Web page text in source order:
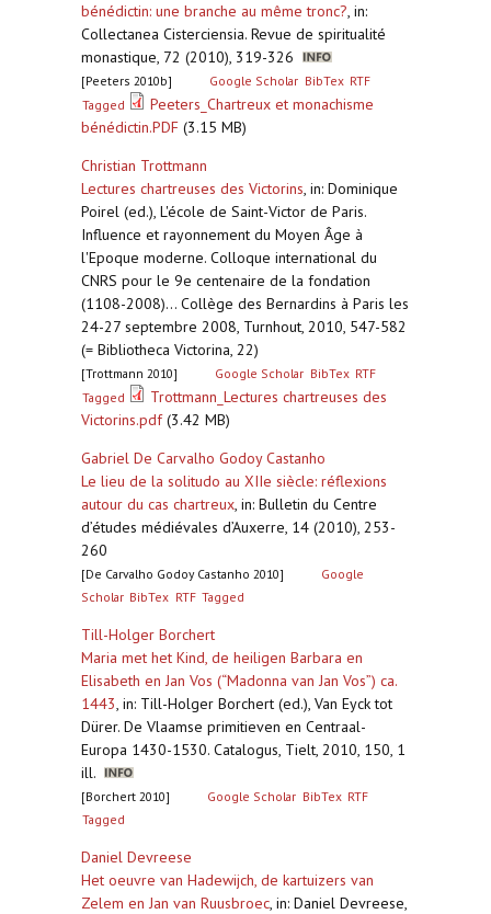
bénédictin: une branche au même tronc?, in:
Collectanea Cisterciensia. Revue de spiritualité
monastique, 72 (2010), 319-326
[Peeters 2010b] Google Scholar BibTex RTF
Tagged
Peeters_Chartreux et monachisme
bénédictin.PDF (3.15 MB)
Christian Trottmann
Lectures chartreuses des Victorins, in: Dominique
Poirel (ed.), L'école de Saint-Victor de Paris.
Influence et rayonnement du Moyen Âge à
l'Epoque moderne. Colloque international du
CNRS pour le 9e centenaire de la fondation
(1108-2008)... Collège des Bernardins à Paris les
24-27 septembre 2008, Turnhout, 2010, 547-582
(= Bibliotheca Victorina, 22)
[Trottmann 2010] Google Scholar BibTex RTF
Tagged
Trottmann_Lectures chartreuses des
Victorins.pdf(3.42 MB)
Gabriel De Carvalho Godoy Castanho
Le lieu de la solitudo au XIIe siècle: réflexions
autour du cas chartreux, in: Bulletin du Centre
d’études médiévales d’Auxerre, 14 (2010), 253-
260
[De Carvalho Godoy Castanho 2010]
Google
Scholar BibTex RTF Tagged
Till-Holger Borchert
Maria met het Kind, de heiligen Barbara en
Elisabeth en Jan Vos (“Madonna van Jan Vos”) ca.
1443, in: Till-Holger Borchert (ed.), Van Eyck tot
Dürer. De Vlaamse primitieven en Centraal-
Europa 1430-1530. Catalogus, Tielt, 2010, 150, 1
ill.
[Borchert 2010] Google Scholar BibTex RTF
Tagged
Daniel Devreese
Het oeuvre van Hadewijch, de kartuizers van
Zelem en Jan van Ruusbroec, in: Daniel Devreese,